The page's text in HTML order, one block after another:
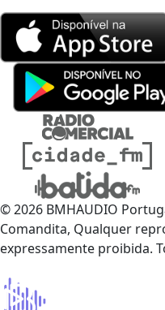
© 2026 BMHAUDIO
Comandita, Qualquer
expressamente proibida.